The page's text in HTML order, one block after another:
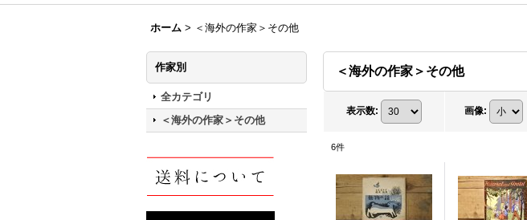
ホーム > ＜海外の作家＞その他
作家別
全カテゴリ
＜海外の作家＞その他
＜海外の作家＞その他
表示数: 画像:
6件